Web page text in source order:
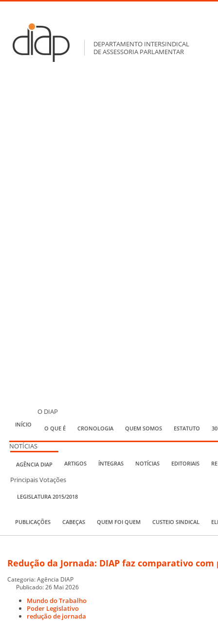
DEPARTAMENTO INTERSINDICAL
DE ASSESSORIA PARLAMENTAR
INÍCIO
O DIAP
O QUE É CRONOLOGIA QUEM SOMOS ESTATUTO
NOTÍCIAS
AGÊNCIA DIAP ARTIGOS ÍNTEGRAS NOTÍCIAS EDITORIAIS
Principais Votações
LEGISLATURA 2015/2018
PUBLICAÇÕES CABEÇAS QUEM FOI QUEM CUSTEIO SINDICAL
Redução da Jornada: DIAP faz comparativo
Categoria:Agência DIAP
Publicado: 26 Mai 2026
Mundo do Trabalho
Poder Legislativo
redução de jornada